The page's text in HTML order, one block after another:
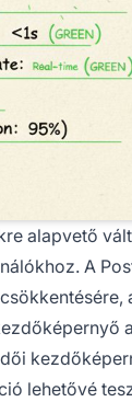
alapvető
A
lehetővé